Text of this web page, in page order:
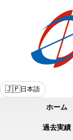
🇯🇵日本語
ホーム
過去実績